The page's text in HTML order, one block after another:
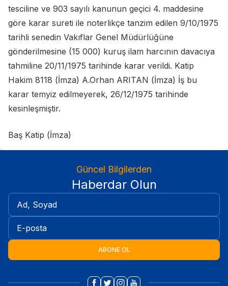
tesciline ve 903 sayılı kanunun geçici 4. maddesine
göre karar sureti ile noterlikçe tanzim edilen 9/10/1975
tarihli senedin Vakıflar Genel Müdürlüğüne
gönderilmesine (15 000) kuruş ilam harcının davacıya
tahmiline 20/11/1975 tarihinde karar verildi. Katip
Hakim 8118 (İmza) A.Orhan ARITAN (İmza) İş bu
karar temyiz edilmeyerek, 26/12/1975 tarihinde
kesinleşmiştir.
Baş Katip (İmza)
Güncel Bilgilerden
Haberdar Olun
ABONE OL